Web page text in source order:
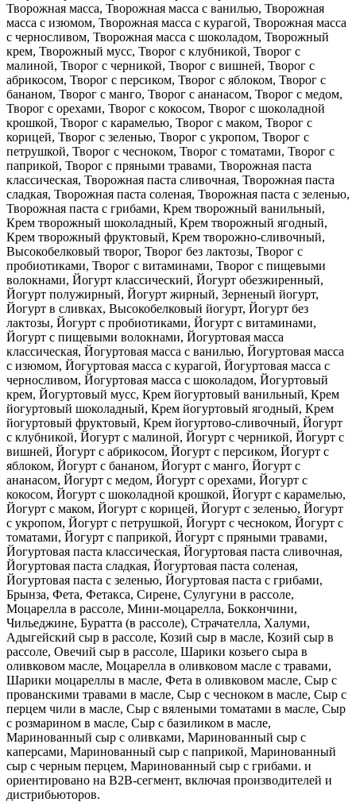
Творожная масса, Творожная масса с ванилью, Творожная
масса с изюмом, Творожная масса с курагой, Творожная масса
с черносливом, Творожная масса с шоколадом, Творожный
крем, Творожный мусс, Творог с клубникой, Творог с
малиной, Творог с черникой, Творог с вишней, Творог с
абрикосом, Творог с персиком, Творог с яблоком, Творог с
бананом, Творог с манго, Творог с ананасом, Творог с медом,
Творог с орехами, Творог с кокосом, Творог с шоколадной
крошкой, Творог с карамелью, Творог с маком, Творог с
корицей, Творог с зеленью, Творог с укропом, Творог с
петрушкой, Творог с чесноком, Творог с томатами, Творог с
паприкой, Творог с пряными травами, Творожная паста
классическая, Творожная паста сливочная, Творожная паста
сладкая, Творожная паста соленая, Творожная паста с зеленью,
Творожная паста с грибами, Крем творожный ванильный,
Крем творожный шоколадный, Крем творожный ягодный,
Крем творожный фруктовый, Крем творожно-сливочный,
Высокобелковый творог, Творог без лактозы, Творог с
пробиотиками, Творог с витаминами, Творог с пищевыми
волокнами, Йогурт классический, Йогурт обезжиренный,
Йогурт полужирный, Йогурт жирный, Зерненый йогурт,
Йогурт в сливках, Высокобелковый йогурт, Йогурт без
лактозы, Йогурт с пробиотиками, Йогурт с витаминами,
Йогурт с пищевыми волокнами, Йогуртовая масса
классическая, Йогуртовая масса с ванилью, Йогуртовая масса
с изюмом, Йогуртовая масса с курагой, Йогуртовая масса с
черносливом, Йогуртовая масса с шоколадом, Йогуртовый
крем, Йогуртовый мусс, Крем йогуртовый ванильный, Крем
йогуртовый шоколадный, Крем йогуртовый ягодный, Крем
йогуртовый фруктовый, Крем йогуртово-сливочный, Йогурт
с клубникой, Йогурт с малиной, Йогурт с черникой, Йогурт с
вишней, Йогурт с абрикосом, Йогурт с персиком, Йогурт с
яблоком, Йогурт с бананом, Йогурт с манго, Йогурт с
ананасом, Йогурт с медом, Йогурт с орехами, Йогурт с
кокосом, Йогурт с шоколадной крошкой, Йогурт с карамелью,
Йогурт с маком, Йогурт с корицей, Йогурт с зеленью, Йогурт
с укропом, Йогурт с петрушкой, Йогурт с чесноком, Йогурт с
томатами, Йогурт с паприкой, Йогурт с пряными травами,
Йогуртовая паста классическая, Йогуртовая паста сливочная,
Йогуртовая паста сладкая, Йогуртовая паста соленая,
Йогуртовая паста с зеленью, Йогуртовая паста с грибами,
Брынза, Фета, Фетакса, Сирене, Сулугуни в рассоле,
Моцарелла в рассоле, Мини-моцарелла, Боккончини,
Чильеджине, Буратта (в рассоле), Страчателла, Халуми,
Адыгейский сыр в рассоле, Козий сыр в масле, Козий сыр в
рассоле, Овечий сыр в рассоле, Шарики козьего сыра в
оливковом масле, Моцарелла в оливковом масле с травами,
Шарики моцареллы в масле, Фета в оливковом масле, Сыр с
прованскими травами в масле, Сыр с чесноком в масле, Сыр с
перцем чили в масле, Сыр с вялеными томатами в масле, Сыр
с розмарином в масле, Сыр с базиликом в масле,
Маринованный сыр с оливками, Маринованный сыр с
каперсами, Маринованный сыр с паприкой, Маринованный
сыр с черным перцем, Маринованный сыр с грибами. и
ориентировано на B2B-сегмент, включая производителей и
дистрибьюторов.